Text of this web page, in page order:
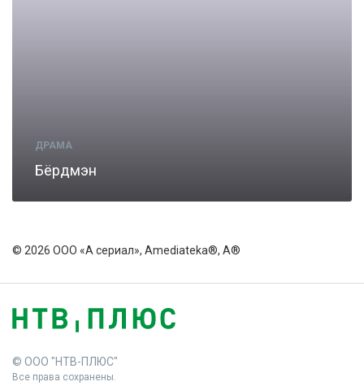
ДРАМА
Бёрдмэн
© 2026 ООО «А сериал», Amediateka®, A®
© ООО "НТВ-ПЛЮС"
Все права сохранены.